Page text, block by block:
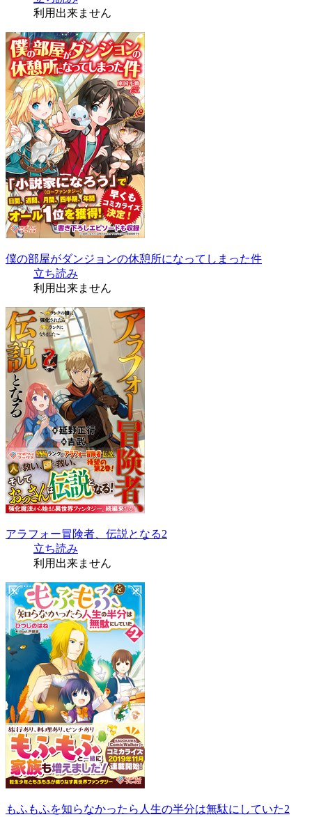
利用出来ません
僕の部屋がダンジョンの休憩所になってしまった件
立ち読み
利用出来ません
アラフォー冒険者、伝説となる2
立ち読み
利用出来ません
もふもふを知らなかったら人生の半分は無駄にしていた2